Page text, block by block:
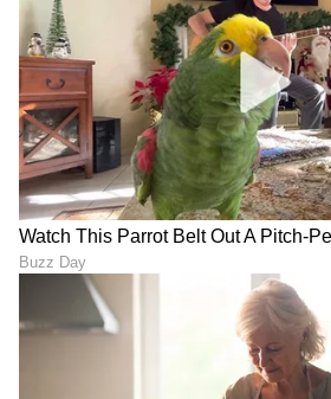
ಕನಕೋತ್ಸವದಲ್ಲಿ ರಿಷಬ್ ಶೆಟ್ಟಿ |
Shetty speech | Suvarna News
ಶೇ.50 ರಿಂದ ಶೇ.18 ಕ್ಕೆ TAX
ಟ್ರಂಪ್ ಐತಿಹಾಸಿಕ ಒಪ್ಪಂದ | India
Trade Deal | Party Rounds